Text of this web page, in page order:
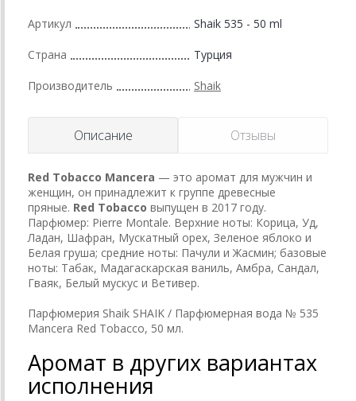
Артикул Shaik 535 - 50 ml
Страна Турция
Производитель Shaik
Описание Отзывы
Red Tobacco Mancera — это аромат для мужчин и
женщин, он принадлежит к группе древесные
пряные. Red Tobacco выпущен в 2017 году.
Парфюмер: Pierre Montale. Верхние ноты: Корица, Уд,
Ладан, Шафран, Мускатный орех, Зеленое яблоко и
Белая груша; средние ноты: Пачули и Жасмин; базовые
ноты: Табак, Мадагаскарская ваниль, Амбра, Сандал,
Гваяк, Белый мускус и Ветивер.
Парфюмерия Shaik SHAIK / Парфюмерная вода № 535
Mancera Red Tobacco, 50 мл.
Аромат в других вариантах
исполнения